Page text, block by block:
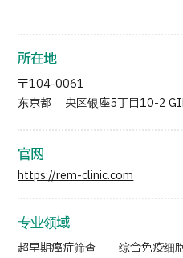
个人信息保护政策
JTB治理
所在地
〒104-0061
东京都 中央区银座5丁目10-2
官网
https://rem-clinic.com
专业领域
超早期癌症筛查 综合免疫